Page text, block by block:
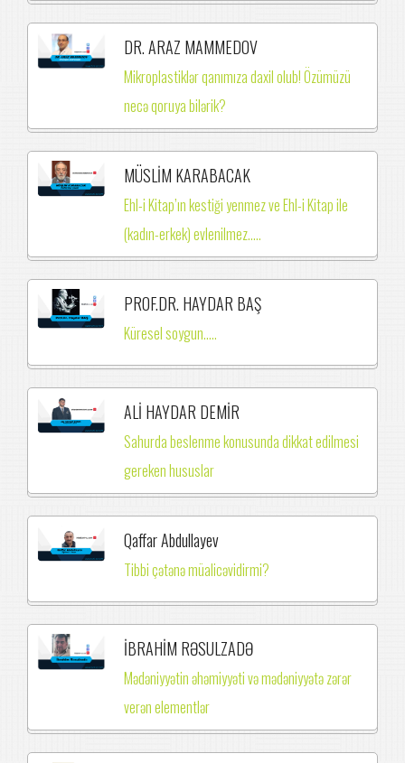
DR. ARAZ MAMMEDOV
Mikroplastiklər qanımıza daxil olub! Özümüzü
necə qoruya bilərik?
MÜSLİM KARABACAK
Ehl-i Kitap’ın kestiği yenmez ve Ehl-i Kitap ile
(kadın-erkek) evlenilmez.….
PROF.DR. HAYDAR BAŞ
Küresel soygun.....
ALİ HAYDAR DEMİR
Sahurda beslenme konusunda dikkat edilmesi
gereken hususlar
Qaffar Abdullayev
Tibbi çətənə müalicəvidirmi?
İBRAHİM RƏSULZADƏ
Mədəniyyətin əhəmiyyəti və mədəniyyətə zərər
verən elementlər